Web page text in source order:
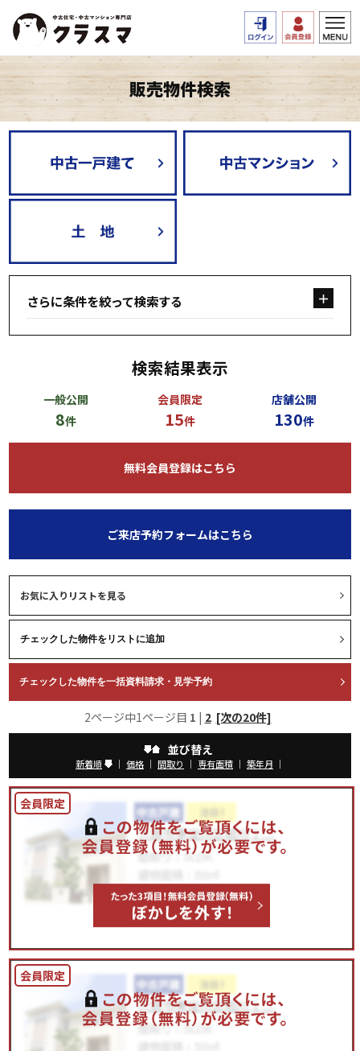
販売物件検索
さらに条件を絞って検索する
検索結果表示
一般公開
8件
会員限定
15件
店舗公開
130件
無料会員登録はこちら
ご来店予約フォームはこちら
お気に入りリストを見る
2ページ中1ページ目 1 | 2 [次の20件]
並び替え
新着順 ｜ 価格 ｜ 間取り ｜ 専有面積 ｜ 築年月 ｜